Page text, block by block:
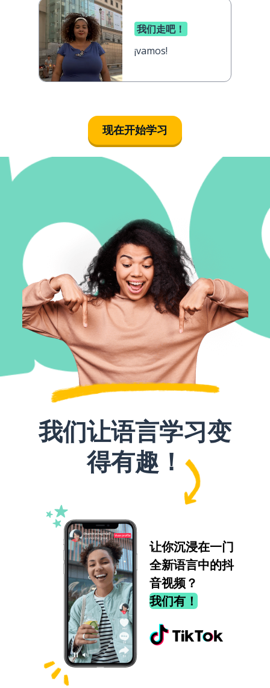
我们走吧！
¡vamos!
现在开始学习
我们让语言学习变
得有趣！
让你沉浸在一门
全新语言中的抖
音视频？
我们有！